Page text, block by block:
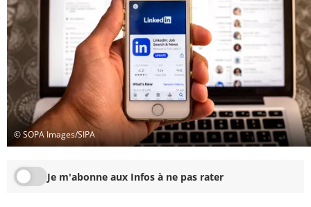
© SOPA Images/SIPA
Je m'abonne aux Infos à ne pas rater